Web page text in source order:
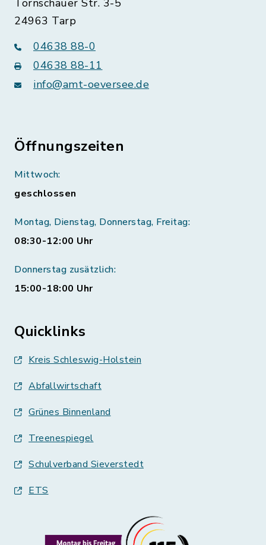
Tornschauer Str. 3-5
24963 Tarp
04638 88-0
04638 88-11
info@amt-oeversee.de
Öffnungszeiten
Mittwoch:
geschlossen
Montag, Dienstag, Donnerstag, Freitag:
08:30-12:00 Uhr
Donnerstag zusätzlich:
15:00-18:00 Uhr
Quicklinks
Kreis Schleswig-Holstein
Abfallwirtschaft
Grünes Binnenland
Treenespiegel
Schulverband Sieverstedt
ETS